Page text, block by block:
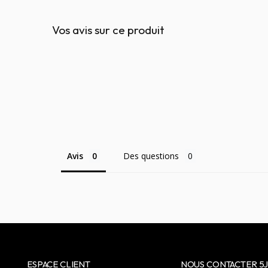
Vos avis sur ce produit
Avis Des questions
ESPACE CLIENT NOUS CONTACTER